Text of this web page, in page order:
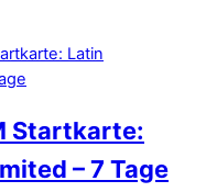
Startkarte:
– 7 Tage